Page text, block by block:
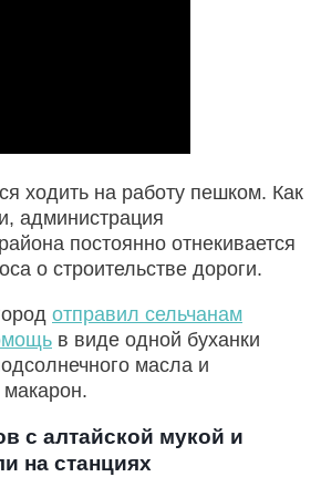
ходить на работу пешком. Как
администрация
постоянно отнекивается
о строительстве дороги.
отправил сельчанам
в виде одной буханки
масла и
с алтайской мукой и
на станциях